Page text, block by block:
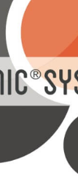
COME
IN
Articoli